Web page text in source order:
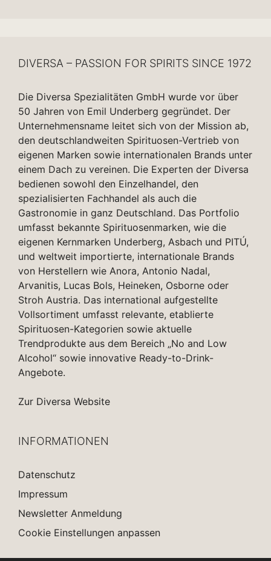
DIVERSA – PASSION FOR SPIRITS SINCE 1972
Die Diversa Spezialitäten GmbH wurde vor über
50 Jahren von Emil Underberg gegründet. Der
Unternehmensname leitet sich von der Mission ab,
den deutschlandweiten Spirituosen-Vertrieb von
eigenen Marken sowie internationalen Brands unter
einem Dach zu vereinen. Die Experten der Diversa
bedienen sowohl den Einzelhandel, den
spezialisierten Fachhandel als auch die
Gastronomie in ganz Deutschland. Das Portfolio
umfasst bekannte Spirituosenmarken, wie die
eigenen Kernmarken Underberg, Asbach und PITÚ,
und weltweit importierte, internationale Brands
von Herstellern wie Anora, Antonio Nadal,
Arvanitis, Lucas Bols, Heineken, Osborne oder
Stroh Austria. Das international aufgestellte
Vollsortiment umfasst relevante, etablierte
Spirituosen-Kategorien sowie aktuelle
Trendprodukte aus dem Bereich „No and Low
Alcohol“ sowie innovative Ready-to-Drink-
Angebote.
Zur Diversa Website
INFORMATIONEN
Datenschutz
Impressum
Newsletter Anmeldung
Cookie Einstellungen anpassen